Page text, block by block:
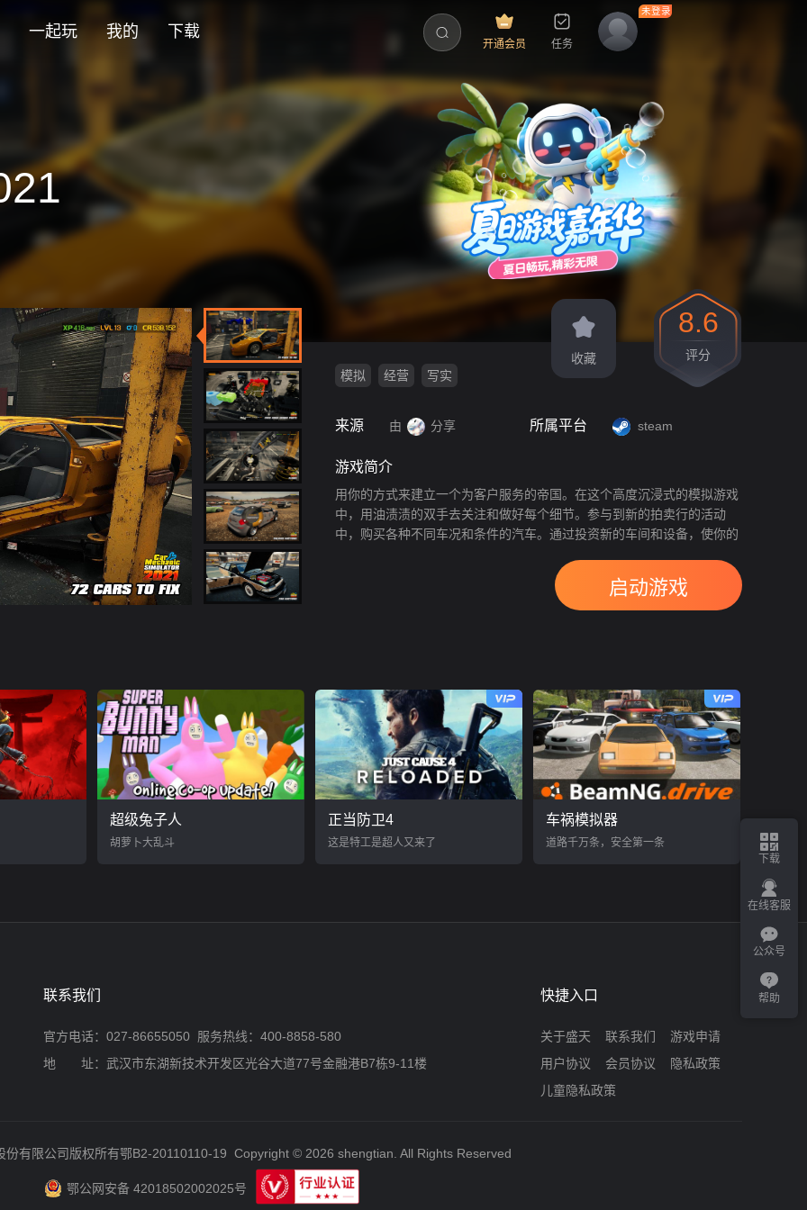
一起玩 我的 下载
开通会员 任务
8.6
评分
收藏
模拟
经营 写实
来源 由 分享 所属平台 steam
游戏简介
用你的方式来建立一个为客户服务的帝国。在这个高度沉浸式的模拟游戏
中，用油渍渍的双手去关注和做好每个细节。参与到新的拍卖行的活动
中，购买各种不同车况和条件的汽车。通过投资新的车间和设备，使你的
启动游戏
超级兔子人
胡萝卜大乱斗
正当防卫4
这是特工是超人又来了
车祸模拟器
道路千万条，安全第一条
联系我们
官方电话：027-86655050 服务热线：400-8858-580
地 址：武汉市东湖新技术开发区光谷大道77号金融港B7栋9-11楼
快捷入口
关于盛天 联系我们
游戏申请
用户协议
会员协议
隐私政策
儿童隐私政策
份有限公司版权所有鄂B2-20110110-19 Copyright © 2026 shengtian. All Rights Reserved
鄂公网安备 42018502002025号
下载
在线客服
公众号
帮助